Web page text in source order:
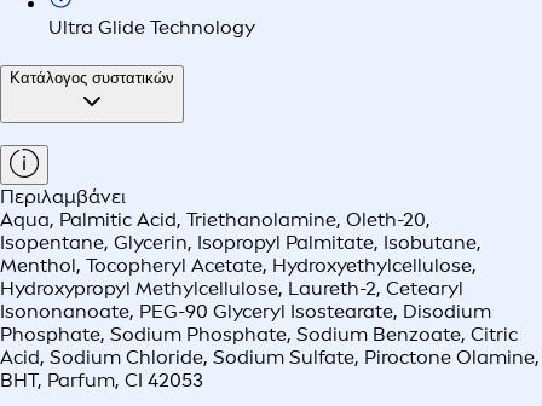
Ultra Glide Technology
Κατάλογος συστατικών
Περιλαμβάνει
Aqua, Palmitic Acid, Triethanolamine, Oleth-20,
Isopentane, Glycerin, Isopropyl Palmitate, Isobutane,
Menthol, Tocopheryl Acetate, Hydroxyethylcellulose,
Hydroxypropyl Methylcellulose, Laureth-2, Cetearyl
Isononanoate, PEG-90 Glyceryl Isostearate, Disodium
Phosphate, Sodium Phosphate, Sodium Benzoate, Citric
Acid, Sodium Chloride, Sodium Sulfate, Piroctone Olamine,
BHT, Parfum, CI 42053